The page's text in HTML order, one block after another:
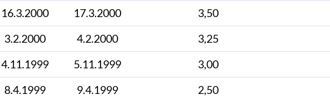
16.3.2000
17.3.2000 3,50
3.2.2000
4.2.2000 3,25
4.11.1999
5.11.1999 3,00
8.4.1999
9.4.1999 2,50